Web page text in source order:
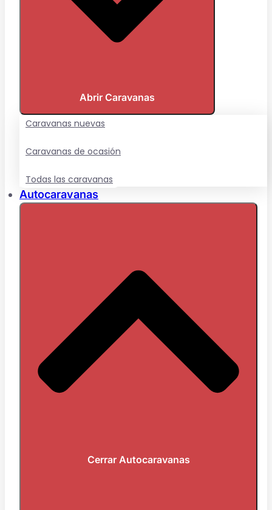
Abrir Caravanas
Caravanas nuevas
Caravanas de ocasión
Todas las caravanas
Autocaravanas
Cerrar Autocaravanas